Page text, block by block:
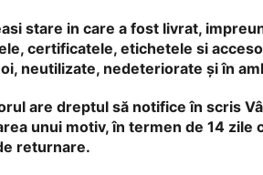
stare in care a fost livrat,
certificatele, etichetele si
neutilizate, nedeteriorate și în
are dreptul să notifice în scris
unui motiv, în termen de 14 zile
returnare.